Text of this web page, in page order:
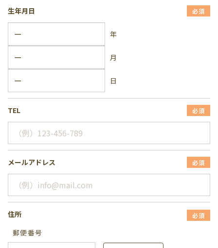
生年月日 必須
年
月
日
TEL 必須
メールアドレス 必須
住所 必須
郵便番号